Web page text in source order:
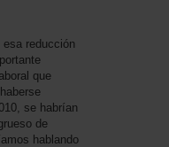
reducción
que
se habrían
de
hablando